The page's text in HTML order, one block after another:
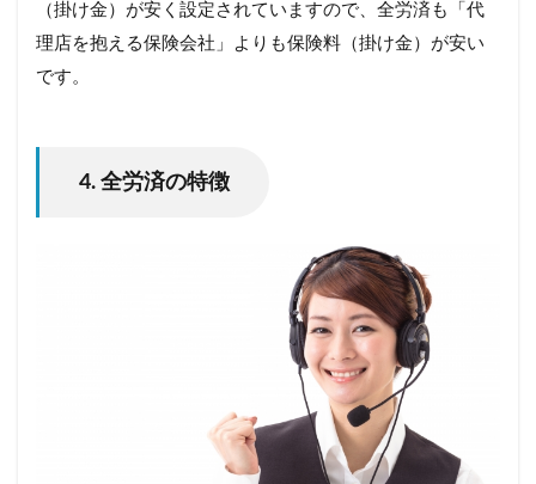
（掛け金）が安く設定されていますので、全労済も「代
理店を抱える保険会社」よりも保険料（掛け金）が安い
です。
4. 全労済の特徴